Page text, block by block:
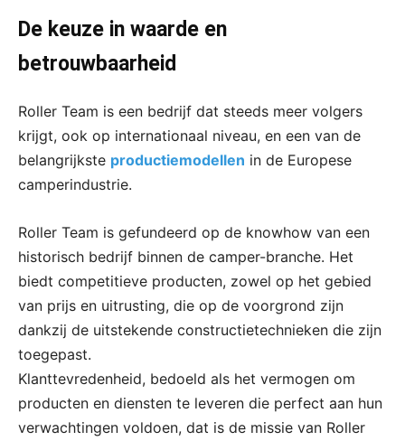
De keuze in waarde en
betrouwbaarheid
Roller Team is een bedrijf dat steeds meer volgers
krijgt, ook op internationaal niveau, en een van de
belangrijkste productiemodellen in de Europese
camperindustrie.
Roller Team is gefundeerd op de knowhow van een
historisch bedrijf binnen de camper-branche. Het
biedt competitieve producten, zowel op het gebied
van prijs en uitrusting, die op de voorgrond zijn
dankzij de uitstekende constructietechnieken die zijn
toegepast.
Klanttevredenheid, bedoeld als het vermogen om
producten en diensten te leveren die perfect aan hun
verwachtingen voldoen, dat is de missie van Roller